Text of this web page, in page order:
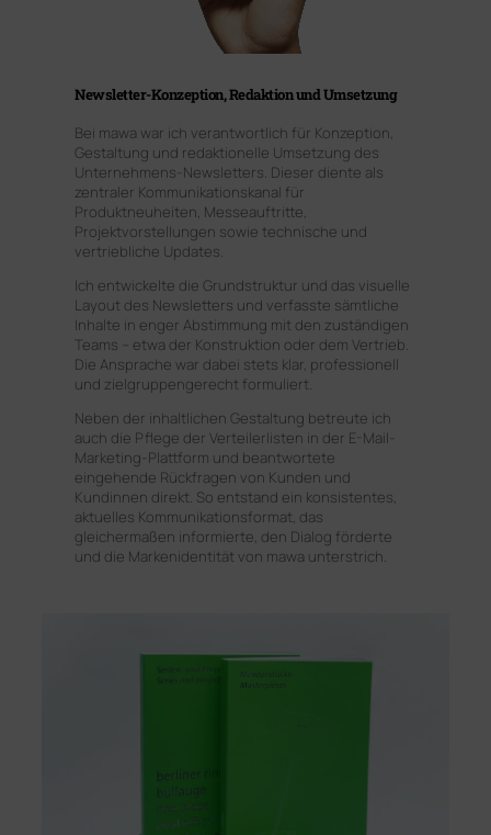
Newsletter-Konzeption, Redaktion und Umsetzung
Bei mawa war ich verantwortlich für Konzeption,
Gestaltung und redaktionelle Umsetzung des
Unternehmens-Newsletters. Dieser diente als
zentraler Kommunikationskanal für
Produktneuheiten, Messeauftritte,
Projektvorstellungen sowie technische und
vertriebliche Updates.
Ich entwickelte die Grundstruktur und das visuelle
Layout des Newsletters und verfasste sämtliche
Inhalte in enger Abstimmung mit den zuständigen
Teams – etwa der Konstruktion oder dem Vertrieb.
Die Ansprache war dabei stets klar, professionell
und zielgruppengerecht formuliert.
Neben der inhaltlichen Gestaltung betreute ich
auch die Pflege der Verteilerlisten in der E-Mail-
Marketing-Plattform und beantwortete
eingehende Rückfragen von Kunden und
Kundinnen direkt. So entstand ein konsistentes,
aktuelles Kommunikationsformat, das
gleichermaßen informierte, den Dialog förderte
und die Markenidentität von mawa unterstrich.